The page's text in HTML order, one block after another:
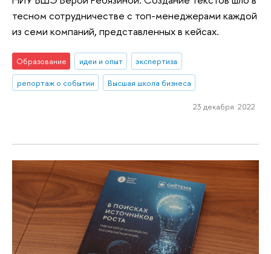
тесном сотрудничестве с топ-менеджерами каждой
из семи компаний, представленных в кейсах.
Образование идеи и опыт
экспертиза
репортаж о событии
Высшая школа бизнеса
23 декабря 2022